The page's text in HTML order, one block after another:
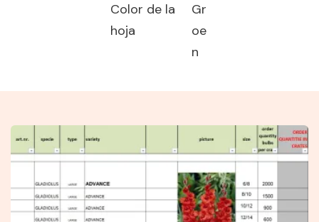
Color de la
hoja
Gr
oe
n